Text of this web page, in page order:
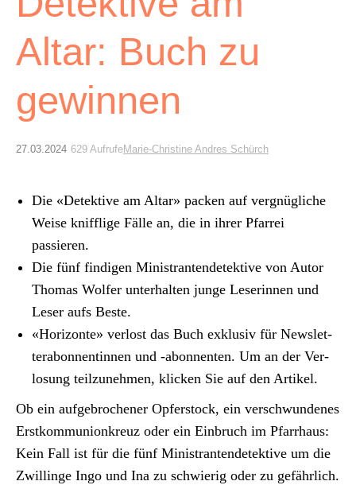
Über uns
ePaper
aktuelle Ausgabe
Altar: Buch zu
gewinnen
27.03.2024 629 AufrufeMarie-Christine Andres Schürch
Die «Detek­tive am Altar» pack­en auf vergnügliche
Weise knif­flige Fälle an, die in ihrer Pfar­rei
passieren.
Die fünf find­i­gen Min­is­tran­ten­de­tek­tive von Autor
Thomas Wolfer unter­hal­ten junge Leserin­nen und
Leser aufs Beste.
«Hor­i­zonte» ver­lost das Buch exk­lu­siv für Newslet­
ter­abon­nentin­nen und ‑abon­nen­ten. Um an der Ver­
losung teilzunehmen, klick­en Sie auf den Artikel.
Ob ein aufge­broch­en­er Opfer­stock, ein ver­schwun­denes
Erstkom­mu­nionkreuz oder ein Ein­bruch im Pfar­rhaus:
Kein Fall ist für die fünf Min­is­tran­ten­de­tek­tive um die
Zwill­inge Ingo und Ina zu schwierig oder zu gefährlich.